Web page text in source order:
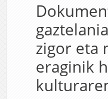
zigor eta
eraginik